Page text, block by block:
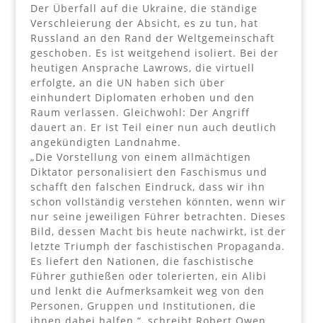
Der Überfall auf die Ukraine, die ständige
Verschleierung der Absicht, es zu tun, hat
Russland an den Rand der Weltgemeinschaft
geschoben. Es ist weitgehend isoliert. Bei der
heutigen Ansprache Lawrows, die virtuell
erfolgte, an die UN haben sich über
einhundert Diplomaten erhoben und den
Raum verlassen. Gleichwohl: Der Angriff
dauert an. Er ist Teil einer nun auch deutlich
angekündigten Landnahme.
„Die Vorstellung von einem allmächtigen
Diktator personalisiert den Faschismus und
schafft den falschen Eindruck, dass wir ihn
schon vollständig verstehen könnten, wenn wir
nur seine jeweiligen Führer betrachten. Dieses
Bild, dessen Macht bis heute nachwirkt, ist der
letzte Triumph der faschistischen Propaganda.
Es liefert den Nationen, die faschistische
Führer guthießen oder tolerierten, ein Alibi
und lenkt die Aufmerksamkeit weg von den
Personen, Gruppen und Institutionen, die